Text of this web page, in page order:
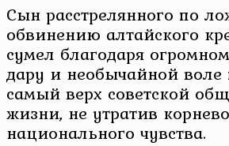
Сын расстрелянного по
обвинению алтайского
сумел благодаря
дару и необычайной воле
самый верх советской
жизни, не утратив
национального чувства.